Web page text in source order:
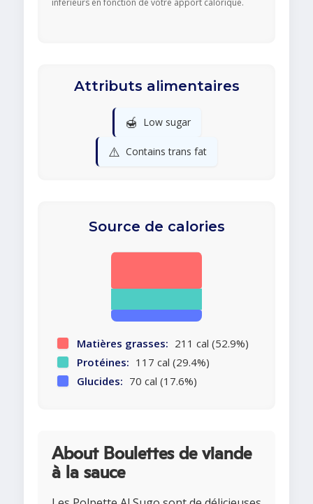
inférieurs en fonction de votre apport calorique.
Attributs alimentaires
🍯 Low sugar
⚠️ Contains trans fat
Source de calories
Matières grasses: 211 cal (52.9%)
Protéines: 117 cal (29.4%)
Glucides: 70 cal (17.6%)
About Boulettes de viande
à la sauce